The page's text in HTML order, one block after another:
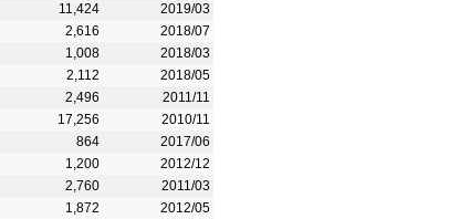
11,424
2019/03
2,616
2018/07
1,008
2018/03
2,112
2018/05
2,496
2011/11
17,256
2010/11
864
2017/06
1,200
2012/12
2,760
2011/03
1,872
2012/05